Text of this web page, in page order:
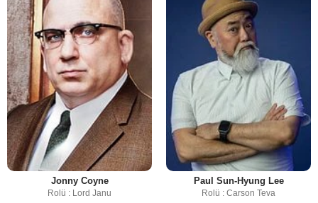
Jonny Coyne
Rolü : Lord Janu
Paul Sun-Hyung Lee
Rolü : Carson Teva